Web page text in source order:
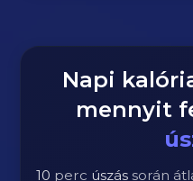
Napi
mennyit
10 perc úszássorán